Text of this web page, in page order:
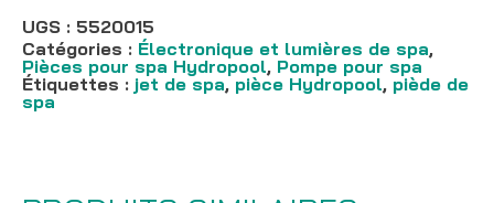
-
5520015
-
UGS : 5520015
Catégories : Électronique et lumières de spa,
Pièces pour spa Hydropool, Pompe pour spa
Étiquettes : jet de spa, pièce Hydropool, piède de
spa